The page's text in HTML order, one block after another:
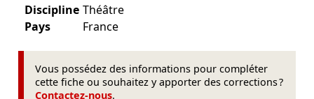
Discipline Théâtre
Pays
France
Vous possédez des informations pour compléter
cette fiche ou souhaitez y apporter des corrections ?
Contactez-nous.